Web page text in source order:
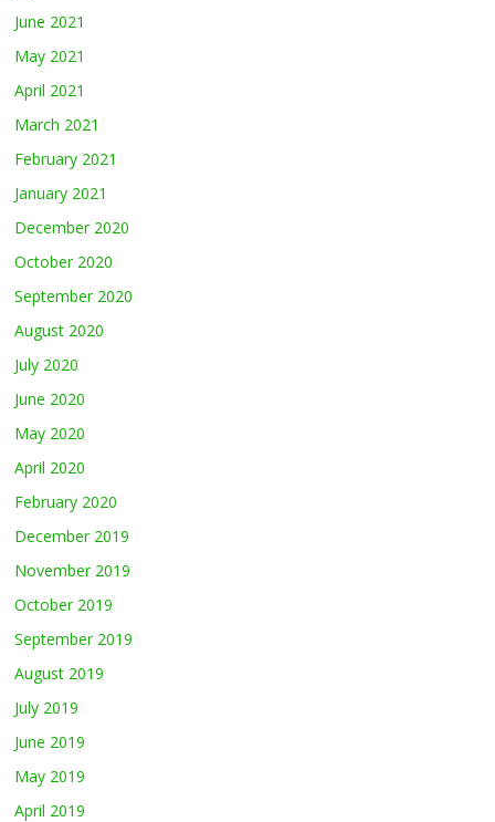
June 2021
May 2021
April 2021
March 2021
February 2021
January 2021
December 2020
October 2020
September 2020
August 2020
July 2020
June 2020
May 2020
April 2020
February 2020
December 2019
November 2019
October 2019
September 2019
August 2019
July 2019
June 2019
May 2019
April 2019